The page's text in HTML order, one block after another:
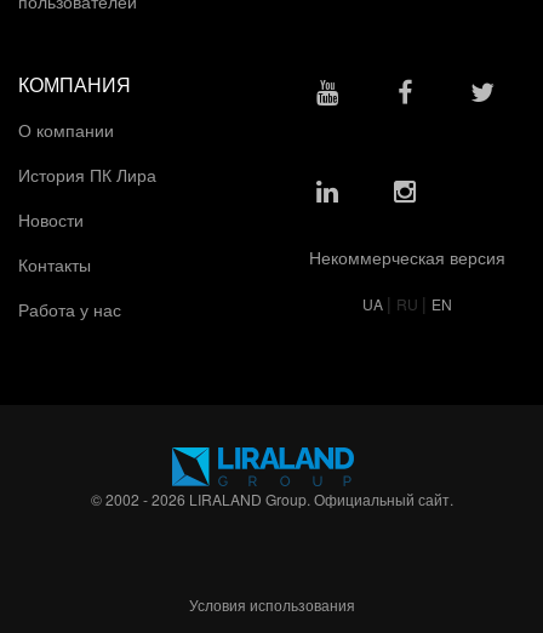
КОМПАНИЯ
О компании
История ПК Лира
Новости
Контакты
Работа у нас
Некоммерческая версия
UA | RU | EN
© 2002 - 2026 LIRALAND Group. Официальный сайт.
Условия использования